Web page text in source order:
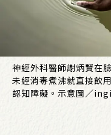
神經外科醫師謝炳賢在
未經消毒煮沸就直接飲
認知障礙。示意圖／